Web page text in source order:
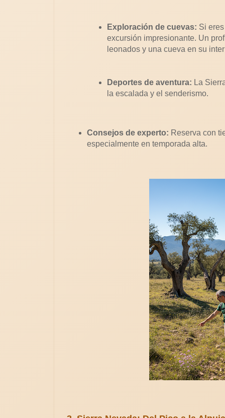
Exploración de cuevas: Si
excursión impresionante. Un
leonados y una cueva en su
Deportes de aventura: La
la escalada y el senderismo.
Consejos de experto: Reserva con
especialmente en temporada alta.